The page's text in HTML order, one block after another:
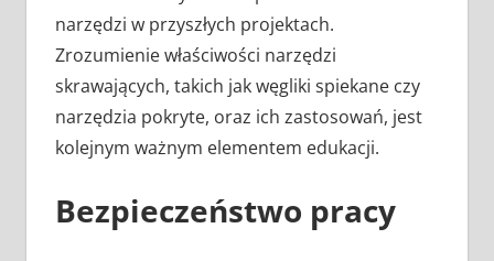
narzędzi w przyszłych projektach.
Zrozumienie właściwości narzędzi
skrawających, takich jak węgliki spiekane czy
narzędzia pokryte, oraz ich zastosowań, jest
kolejnym ważnym elementem edukacji.
Bezpieczeństwo pracy